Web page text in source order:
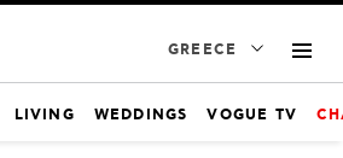
GREECE
LIVING WEDDINGS VOGUE TV